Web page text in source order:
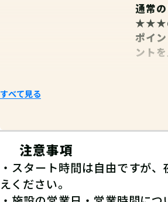
通常
★★★
ポイ
ント
すべて見る
注意事項
・スタート時間は自由ですが
えください。